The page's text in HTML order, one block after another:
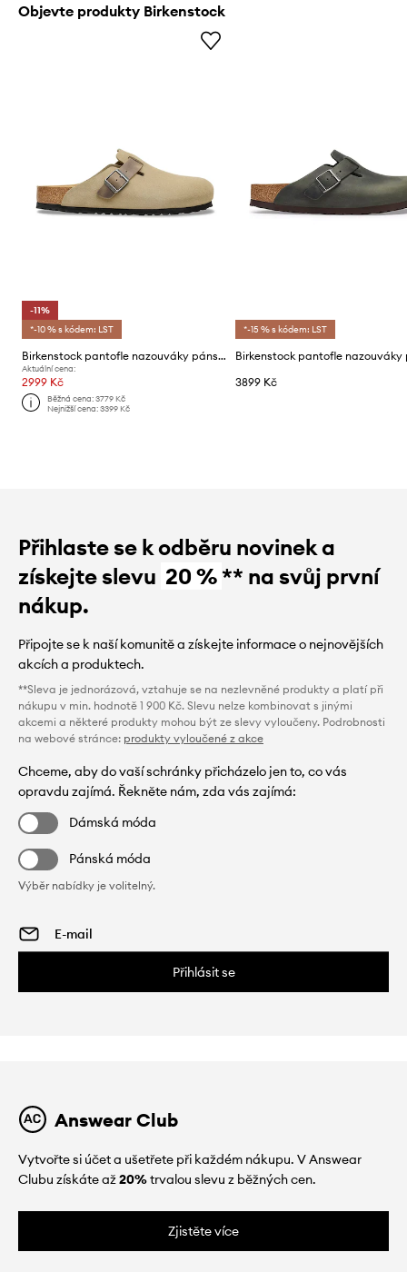
Objevte produkty Birkenstock
-11%
*-10 % s kódem: LST
Birkenstock pantofle nazouváky pánské semišové Boston
Aktuální cena:
2999 Kč
Běžná cena:3779 Kč
Nejnižší cena:3399 Kč
*-15 % s kódem: LST
3899 Kč
Přihlaste se k odběru novinek a
získejte slevu 20 %** na svůj první
nákup.
Připojte se k naší komunitě a získejte informace o nejnovějších
akcích a produktech.
**Sleva je jednorázová, vztahuje se na nezlevněné produkty a platí při
nákupu v min. hodnotě 1 900 Kč. Slevu nelze kombinovat s jinými
akcemi a některé produkty mohou být ze slevy vyloučeny. Podrobnosti
na webové stránce: produkty vyloučené z akce
Chceme, aby do vaší schránky přicházelo jen to, co vás
opravdu zajímá. Řekněte nám, zda vás zajímá:
Dámská móda
Pánská móda
Výběr nabídky je volitelný.
Přihlásit se
Answear Club
Vytvořte si účet a ušetřete při každém nákupu. V Answear
Clubu získáte až20%trvalou slevu z běžných cen.
Zjistěte více